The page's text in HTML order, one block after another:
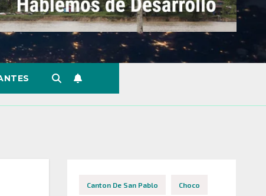
Canton De San Pablo Choco